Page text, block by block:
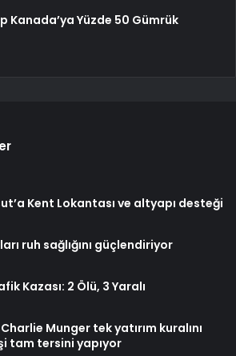
Kanada’ya Yüzde 50 Gümrük
Kent Lokantası ve altyapı desteği
ruh sağlığını güçlendiriyor
Kazası: 2 Ölü, 3 Yaralı
Munger tek yatırım kuralını
tam tersini yapıyor